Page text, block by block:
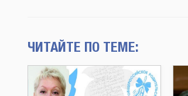
ЧИТАЙТЕ ПО ТЕМЕ: